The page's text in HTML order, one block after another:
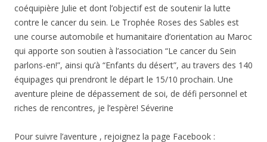
coéquipière Julie et dont l’objectif est de soutenir la lutte
contre le cancer du sein. Le Trophée Roses des Sables est
une course automobile et humanitaire d’orientation au Maroc
qui apporte son soutien à l’association “Le cancer du Sein
parlons-en!”, ainsi qu’à “Enfants du désert”, au travers des 140
équipages qui prendront le départ le 15/10 prochain. Une
aventure pleine de dépassement de soi, de défi personnel et
riches de rencontres, je l’espère! Séverine
Pour suivre l’aventure , rejoignez la page Facebook :